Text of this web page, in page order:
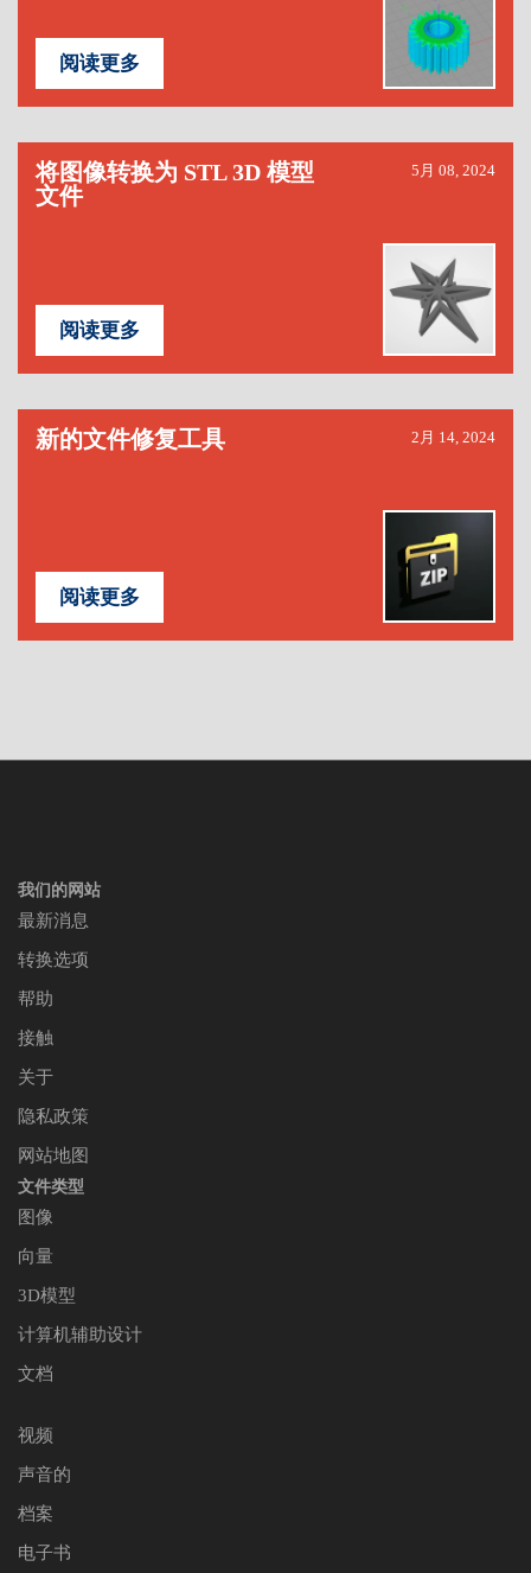
阅读更多
将图像转换为 STL 3D 模型
文件
5月 08, 2024
阅读更多
新的文件修复工具 2月 14, 2024
阅读更多
我们的网站
最新消息
转换选项
帮助
接触
关于
隐私政策
网站地图
文件类型
图像
向量
3D模型
计算机辅助设计
文档
视频
声音的
档案
电子书